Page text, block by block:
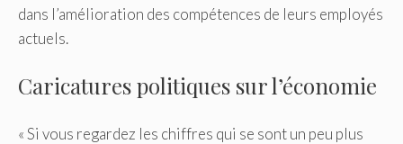
dans l’amélioration des compétences de leurs employés
actuels.
Caricatures politiques sur l’économie
« Si vous regardez les chiffres qui se sont un peu plus